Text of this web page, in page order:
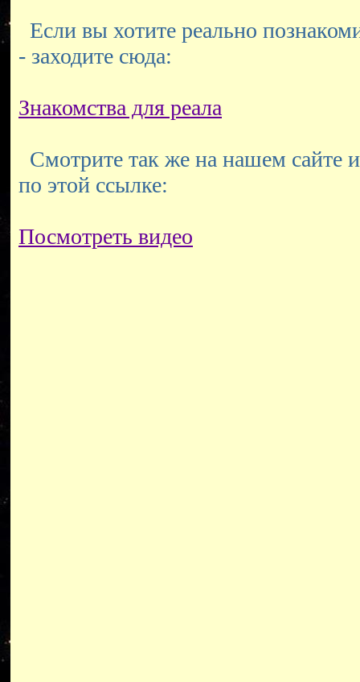
Если вы хотите реально
- заходите сюда:
Знакомства для реала
Смотрите так же на нашем сайте
по этой ссылке:
Посмотреть видео